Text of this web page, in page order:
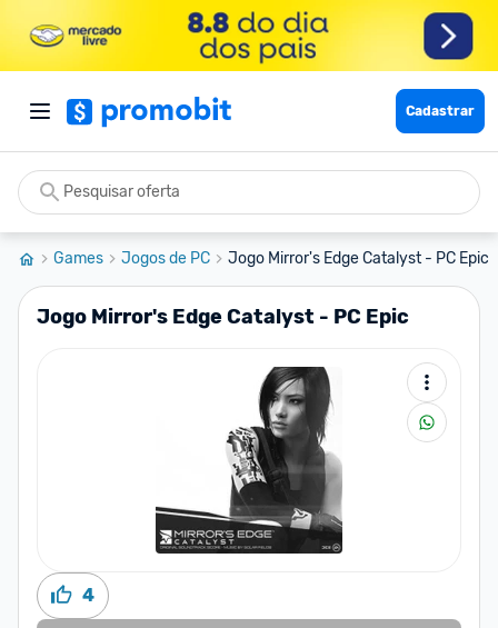
Cadastrar
Games Jogos de PC Jogo Mirror's Edge Catalyst - PC Epic
Jogo Mirror's Edge Catalyst - PC Epic
4